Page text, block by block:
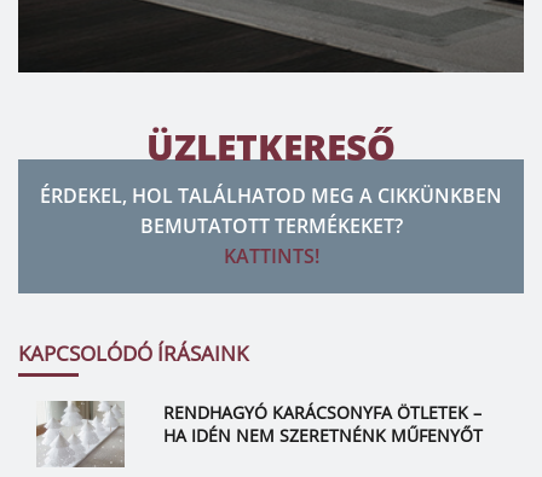
ÜZLETKERESŐ
ÉRDEKEL, HOL TALÁLHATOD MEG A CIKKÜNKBEN
BEMUTATOTT TERMÉKEKET?
KATTINTS!
KAPCSOLÓDÓ ÍRÁSAINK
RENDHAGYÓ KARÁCSONYFA ÖTLETEK –
HA IDÉN NEM SZERETNÉNK MŰFENYŐT